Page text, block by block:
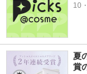
10
夏
賞